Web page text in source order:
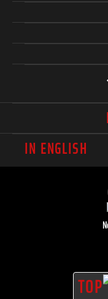
IN ENGLISH
TOP